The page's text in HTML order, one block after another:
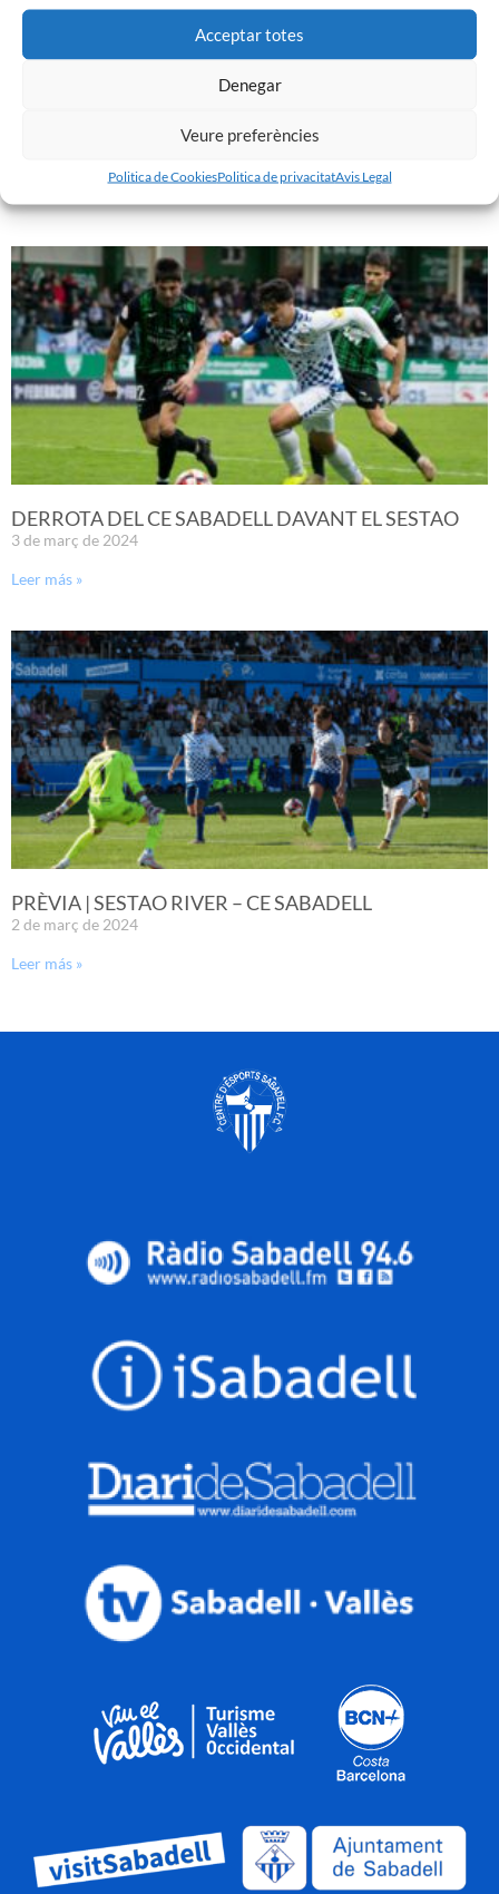
Acceptar totes
Denegar
Veure preferències
Politica de CookiesPolitica de privacitatAvis Legal
PRÈVIA | CE SABADELL – CULTURAL LEONESA
DERROTA DEL CE SABADELL DAVANT EL SESTAO
3 de març de 2024
Leer más »
PRÈVIA | SESTAO RIVER – CE SABADELL
2 de març de 2024
Leer más »